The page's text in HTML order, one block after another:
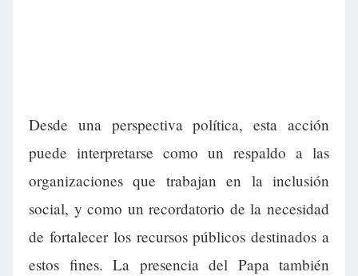
Desde una perspectiva política, esta acción
puede interpretarse como un respaldo a las
organizaciones que trabajan en la inclusión
social, y como un recordatorio de la necesidad
de fortalecer los recursos públicos destinados a
estos fines. La presencia del Papa también